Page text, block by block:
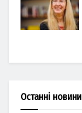
Останні новини